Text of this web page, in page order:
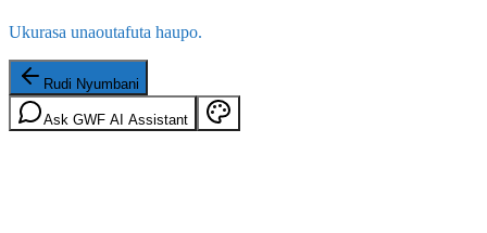
Ukurasa unaoutafuta haupo.
Rudi Nyumbani
Ask GWF AI Assistant